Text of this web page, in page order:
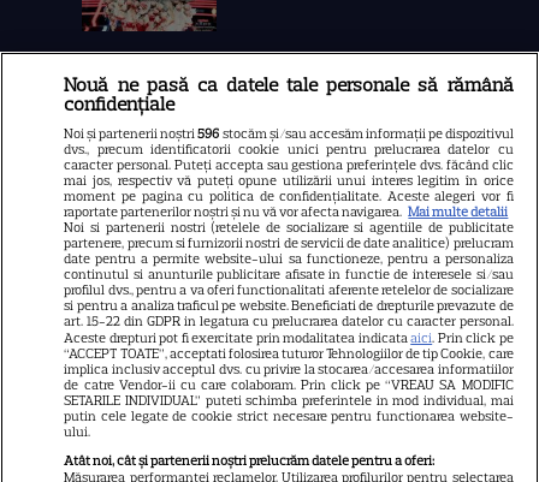
Libertatea
Libertatea pentru femei
GSP
Știri mondene
Avantaje
Elle
Unica
Retete practice
URMĂREȘTE-NE PE
Nouă ne pasă ca datele tale personale să rămână
confidențiale
Noi și partenerii noștri596 stocăm și/sau accesăm informații pe dispozitivul
dvs., precum identificatorii cookie unici pentru prelucrarea datelor cu
caracter personal. Puteți accepta sau gestiona preferințele dvs. făcând clic
mai jos, respectiv vă puteți opune utilizării unui interes legitim în orice
moment pe pagina cu politica de confidențialitate. Aceste alegeri vor fi
raportate partenerilor noștri și nu vă vor afecta navigarea. Mai multe detalii
Noi si partenerii nostri (retelele de socializare si agentiile de publicitate
partenere, precum si furnizorii nostri de servicii de date analitice) prelucram
date pentru a permite website-ului sa functioneze, pentru a personaliza
continutul si anunturile publicitare afisate in functie de interesele si/sau
profilul dvs., pentru a va oferi functionalitati aferente retelelor de socializare
si pentru a analiza traficul pe website. Beneficiati de drepturile prevazute de
art. 15-22 din GDPR in legatura cu prelucrarea datelor cu caracter personal.
Aceste drepturi pot fi exercitate prin modalitatea indicataaici. Prin click pe
“ACCEPT TOATE”, acceptati folosirea tuturor Tehnologiilor de tip Cookie, care
implica inclusiv acceptul dvs. cu privire la stocarea/accesarea informatiilor
de catre Vendor-ii cu care colaboram. Prin click pe “VREAU SA MODIFIC
SETARILE INDIVIDUAL” puteti schimba preferintele in mod individual, mai
putin cele legate de cookie strict necesare pentru functionarea website-
ului.
Atât noi, cât și partenerii noștri prelucrăm datele pentru a oferi:
Măsurarea performanței reclamelor. Utilizarea profilurilor pentru selectarea